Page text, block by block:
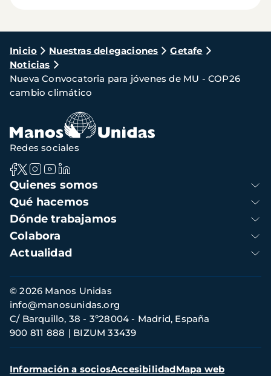
Ruta
de
navegación
Inicio Nuestras delegaciones
Getafe
Noticias
Nueva Convocatoria para jóvenes de MU - COP26
cambio climático
Navegación
principal
Quienes somos
Qué hacemos
Dónde trabajamos
Colabora
Actualidad
Redes sociales
Información
de
contacto
© 2026 Manos Unidas
C/ Barquillo, 38 - 3º28004 - Madrid, España
900 811 888
BIZUM 33439
info@manosunidas.org
Menú
Información a sociosAccesibilidadMapa web